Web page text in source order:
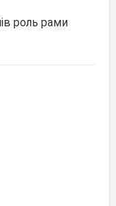
роль рами